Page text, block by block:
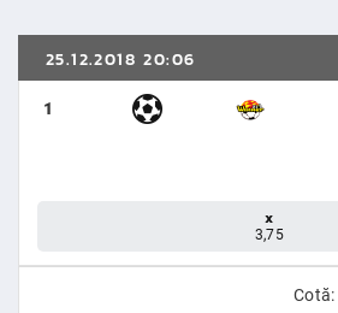
25.12.2018 20:06
1
x
3,75
Cotă: